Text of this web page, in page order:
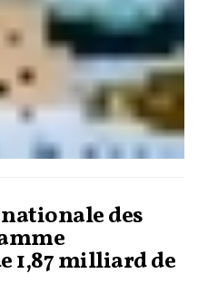
nationale des
1,87 milliard de